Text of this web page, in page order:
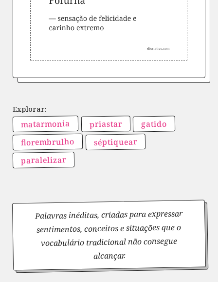
matarmonia priastar gatido
florembrulho séptiquear
paralelizar
Palavras inéditas, criadas para expressar
sentimentos, conceitos e situações que o
vocabulário tradicional não consegue
alcançar.